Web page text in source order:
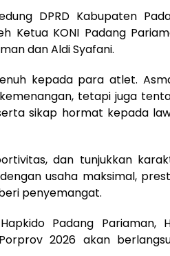
DPRD Kabupaten
Ketua KONI Padang
dan Aldi Syafani.
kepada para atlet.
tetapi juga
sikap hormat kepada
dan tunjukkan
usaha maksimal,
penyemangat.
Padang Pariaman,
2026 akan